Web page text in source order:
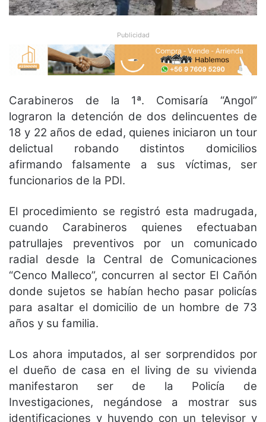
Publicidad
Carabineros de la 1ª. Comisaría “Angol”
lograron la detención de dos delincuentes de
18 y 22 años de edad, quienes iniciaron un tour
delictual robando distintos domicilios
afirmando falsamente a sus víctimas, ser
funcionarios de la PDI.
El procedimiento se registró esta madrugada,
cuando Carabineros quienes efectuaban
patrullajes preventivos por un comunicado
radial desde la Central de Comunicaciones
“Cenco Malleco”, concurren al sector El Cañón
donde sujetos se habían hecho pasar policías
para asaltar el domicilio de un hombre de 73
años y su familia.
Los ahora imputados, al ser sorprendidos por
el dueño de casa en el living de su vivienda
manifestaron ser de la Policía de
Investigaciones, negándose a mostrar sus
identificaciones y huyendo con un televisor y